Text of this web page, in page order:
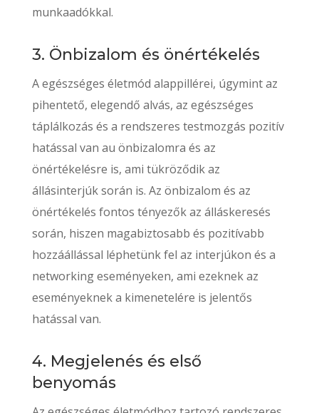
munkaadókkal.
3. Önbizalom és önértékelés
A egészséges életmód alappillérei, úgymint az
pihentető, elegendő alvás, az egészséges
táplálkozás és a rendszeres testmozgás pozitív
hatással van au önbizalomra és az
önértékelésre is, ami tükröződik az
állásinterjúk során is. Az önbizalom és az
önértékelés fontos tényezők az álláskeresés
során, hiszen magabiztosabb és pozitívabb
hozzáállással léphetünk fel az interjúkon és a
networking eseményeken, ami ezeknek az
eseményeknek a kimenetelére is jelentős
hatással van.
4. Megjelenés és első
benyomás